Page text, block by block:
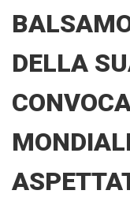
DELLA